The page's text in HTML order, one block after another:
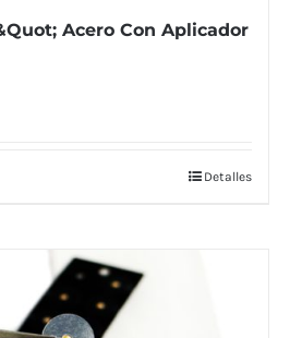
Acero Con Aplicador
Detalles